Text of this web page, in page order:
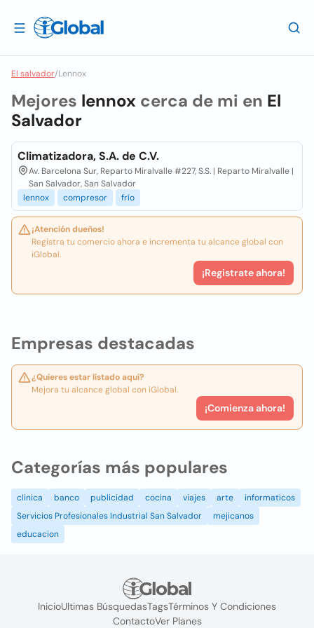
El salvador/Lennox
Empresas destacadas
¿Quieres estar listado aquí?
Mejora tu alcance global con iGlobal.
¡Comienza ahora!
Mejores lennox cerca de mi en El
Salvador
Climatizadora, S.A. de C.V.
Av. Barcelona Sur, Reparto Miralvalle #227, S.S. | Reparto Miralvalle |
San Salvador, San Salvador
lennox
compresor frío
¡Atención dueños!
Registra tu comercio ahora e incrementa tu alcance global con
iGlobal.
¡Registrate ahora!
Categorías más populares
clinica banco publicidad cocina viajes arte
informaticos
Servicios Profesionales Industrial San Salvador
mejicanos
educacion
InicioUltimas BúsquedasTagsTérminos Y Condiciones
ContactoVer Planes